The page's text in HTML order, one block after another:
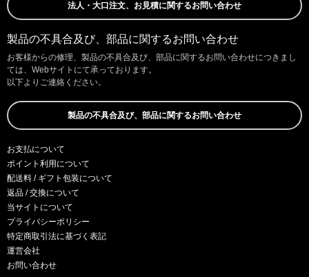
法人・大口注文、お見積に関するお問い合わせ
製品の不具合及び、部品に関するお問い合わせ
お客様からの修理、製品の不具合及び、部品に関するお問い合わせにつきまし
ては、Webサイトにて承っております。
以下よりご連絡ください。
製品の不具合及び、部品に関するお問い合わせ
お支払について
ポイント利用について
配送料 / ギフト包装について
返品 / 交換について
当サイトについて
プライバシーポリシー
特定商取引法に基づく表記
運営会社
お問い合わせ